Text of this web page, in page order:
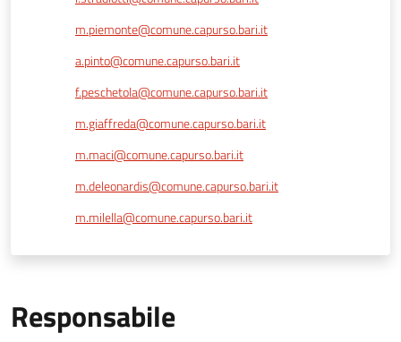
m.piemonte@comune.capurso.bari.it
a.pinto@comune.capurso.bari.it
f.peschetola@comune.capurso.bari.it
m.giaffreda@comune.capurso.bari.it
m.maci@comune.capurso.bari.it
m.deleonardis@comune.capurso.bari.it
m.milella@comune.capurso.bari.it
Responsabile